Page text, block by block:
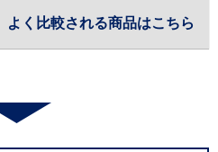
よく比較される商品はこちら